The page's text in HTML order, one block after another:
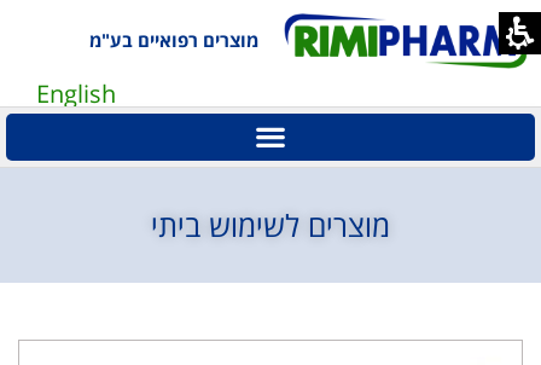
מוצרים רפואיים בע"מ
English
מוצרים לשימוש ביתי